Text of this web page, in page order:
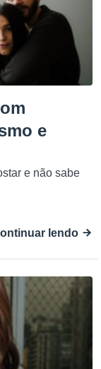
e
e não sabe
lendo